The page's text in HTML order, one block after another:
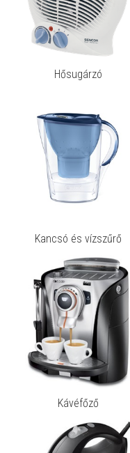
Hősugárzó
Kancsó és vízszűrő
Kávéfőző